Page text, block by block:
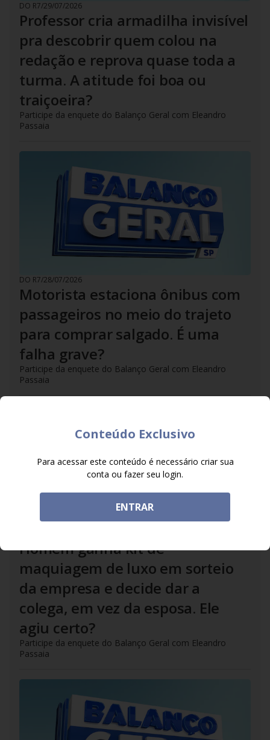
DO R7/29/07/2026
Professor cria armadilha invisível
pra descobrir quem colou na
redação e reprova quase toda a
turma. A atitude foi boa ou
traiçoeira?
Participe da enquete do Balanço Geral com Eleandro
Passaia
DO R7/28/07/2026
Motorista estaciona ônibus com
passageiros no meio do trajeto
para comprar salgado. É uma
falha grave?
Participe da enquete do Balanço Geral com Eleandro
Passaia
Homem ganha kit de
maquiagem de luxo em sorteio
da empresa e decide dar a
colega, em vez da esposa. Ele
agiu certo?
Participe da enquete do Balanço Geral com Eleandro
Passaia
Conteúdo Exclusivo
Para acessar este conteúdo é necessário criar sua
conta ou fazer seu login.
ENTRAR